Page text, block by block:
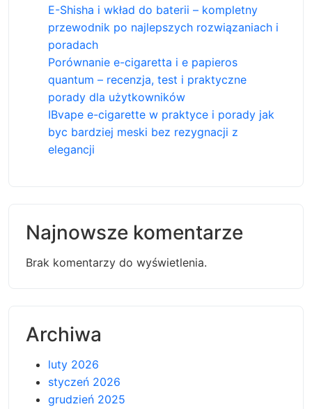
E-Shisha i wkład do baterii – kompletny
przewodnik po najlepszych rozwiązaniach i
poradach
Porównanie e-cigaretta i e papieros
quantum – recenzja, test i praktyczne
porady dla użytkowników
IBvape e-cigarette w praktyce i porady jak
byc bardziej meski bez rezygnacji z
elegancji
Najnowsze komentarze
Brak komentarzy do wyświetlenia.
Archiwa
luty 2026
styczeń 2026
grudzień 2025